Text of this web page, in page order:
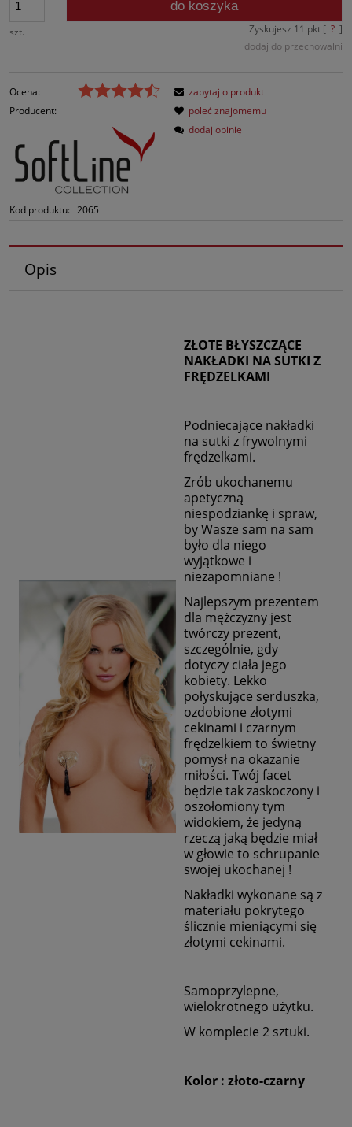
szt.
do koszyka
Zyskujesz 11 pkt [ ? ]
dodaj do przechowalni
Ocena:
Producent:
Kod produktu: 2065
zapytaj o produkt
poleć znajomemu
dodaj opinię
Opis
ZŁOTE BŁYSZCZĄCE
NAKŁADKI NA SUTKI Z
FRĘDZELKAMI
Podniecające nakładki
na sutki z frywolnymi
frędzelkami.
Zrób ukochanemu
apetyczną
niespodziankę i spraw,
by Wasze sam na sam
było dla niego
wyjątkowe i
niezapomniane !
Najlepszym prezentem
dla mężczyzny jest
twórczy prezent,
szczególnie, gdy
dotyczy ciała jego
kobiety. Lekko
połyskujące serduszka,
ozdobione złotymi
cekinami i czarnym
frędzelkiem to świetny
pomysł na okazanie
miłości. Twój facet
będzie tak zaskoczony i
oszołomiony tym
widokiem, że jedyną
rzeczą jaką będzie miał
w głowie to schrupanie
swojej ukochanej !
Nakładki wykonane są z
materiału pokrytego
ślicznie mieniącymi się
złotymi cekinami.
Samoprzylepne,
wielokrotnego użytku.
W komplecie 2 sztuki.
Kolor : złoto-czarny